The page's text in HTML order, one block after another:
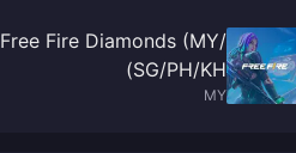
Free Fire Diamonds (MY/
SG/PH/KH)
MY